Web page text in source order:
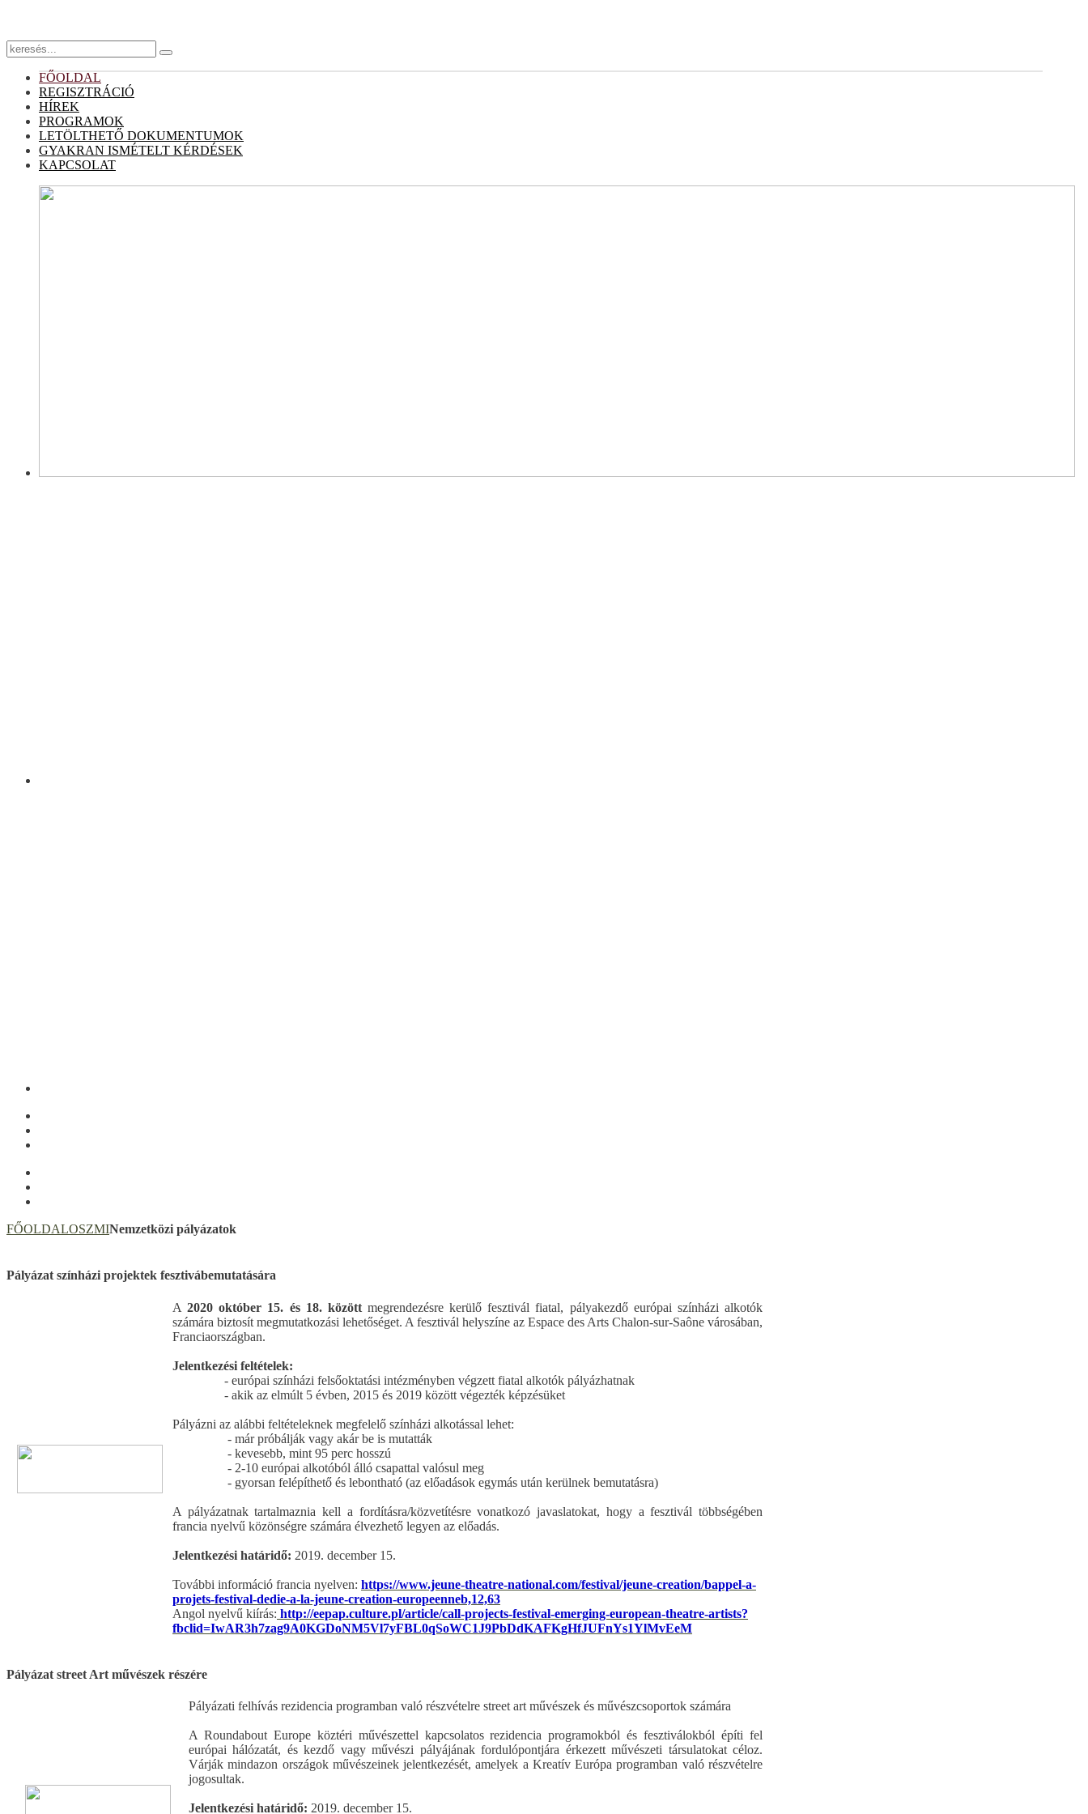
FŐOLDAL
REGISZTRÁCIÓ
HÍREK
PROGRAMOK
LETÖLTHETŐ DOKUMENTUMOK
GYAKRAN ISMÉTELT KÉRDÉSEK
KAPCSOLAT
FŐOLDALOSZMINemzetközi pályázatok
Pályázat színházi projektek fesztivábemutatására
A2020 október 15. és 18. közöttmegrendezésre kerülő fesztivál fiatal, pályakezdő európai színházi alkotók
számára biztosít megmutatkozási lehetőséget. A fesztivál helyszíne az Espace des Arts Chalon-sur-Saône városában,
Franciaországban.
Jelentkezési feltételek:
- európai színházi felsőoktatási intézményben végzett fiatal alkotók pályázhatnak
- akik az elmúlt 5 évben, 2015 és 2019 között végezték képzésüket
Pályázni az alábbi feltételeknek megfelelő színházi alkotással lehet:
- már próbálják vagy akár be is mutatták
- kevesebb, mint 95 perc hosszú
- 2-10 európai alkotóból álló csapattal valósul meg
- gyorsan felépíthető és lebontható (az előadások egymás után kerülnek bemutatásra)
A pályázatnak tartalmaznia kell a fordításra/közvetítésre vonatkozó javaslatokat, hogy a fesztivál többségében
francia nyelvű közönségre számára élvezhető legyen az előadás.
Jelentkezési határidő: 2019. december 15.
További információ francia nyelven: https://www.jeune-theatre-national.com/festival/jeune-creation/bappel-a-
projets-festival-dedie-a-la-jeune-creation-europeenneb,12,63
Angol nyelvű kiírás: http://eepap.culture.pl/article/call-projects-festival-emerging-european-theatre-artists?
fbclid=IwAR3h7zag9A0KGDoNM5Vl7yFBL0qSoWC1J9PbDdKAFKgHfJUFnYs1YlMvEeM
Pályázat street Art művészek részére
Pályázati felhívás rezidencia programban való részvételre street art művészek és művészcsoportok számára
A Roundabout Europe köztéri művészettel kapcsolatos rezidencia programokból és fesztiválokból építi fel
európai hálózatát, és kezdő vagy művészi pályájának fordulópontjára érkezett művészeti társulatokat céloz.
Várják mindazon országok művészeinek jelentkezését, amelyek a Kreatív Európa programban való részvételre
jogosultak.
Jelentkezési határidő: 2019. december 15.